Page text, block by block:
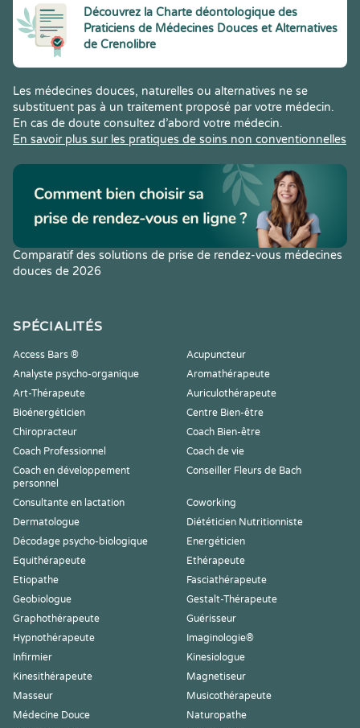
Découvrez la Charte déontologique des
Praticiens de Médecines Douces et Alternatives
de Crenolibre
Les médecines douces, naturelles ou alternatives ne se
substituent pas à un traitement proposé par votre médecin.
En cas de doute consultez d’abord votre médecin.
En savoir plus sur les pratiques de soins non conventionnelles
Comparatif des solutions de prise de rendez-vous médecines
douces de 2026
SPÉCIALITÉS
Access Bars ®
Acupuncteur
Analyste psycho-organique
Aromathérapeute
Art-Thérapeute
Auriculothérapeute
Bioénergéticien
Centre Bien-être
Chiropracteur
Coach Bien-être
Coach Professionnel
Coach de vie
Coach en développement
personnel
Conseiller Fleurs de Bach
Consultante en lactation
Coworking
Dermatologue
Diététicien Nutritionniste
Décodage psycho-biologique
Energéticien
Equithérapeute
Ethérapeute
Etiopathe
Fasciathérapeute
Geobiologue
Gestalt-Thérapeute
Graphothérapeute
Guérisseur
Hypnothérapeute
Imaginologie®
Infirmier
Kinesiologue
Kinesithérapeute
Magnetiseur
Masseur
Musicothérapeute
Médecine Douce
Naturopathe